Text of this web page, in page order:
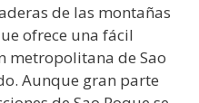
de las montañas
ofrece una fácil
metropolitana de Sao
Aunque gran parte